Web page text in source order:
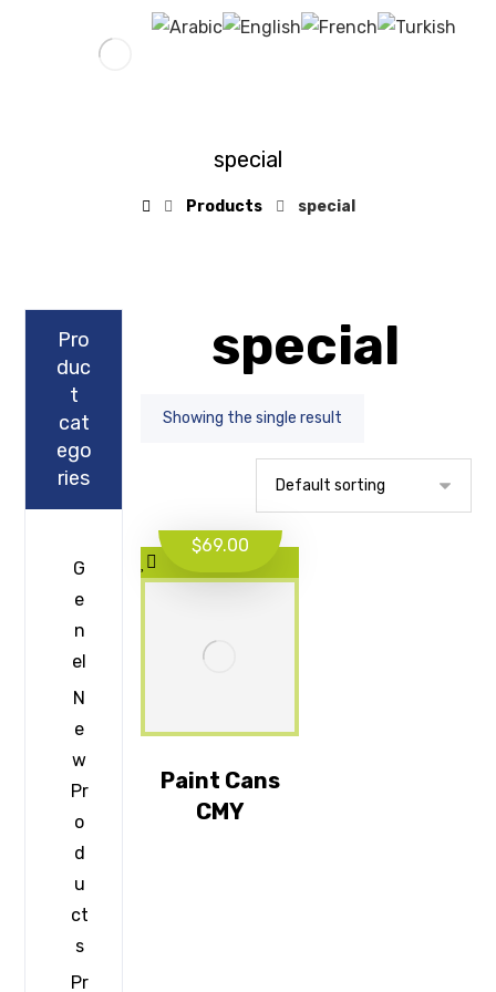
special
Products special
special
Showing the single result
Paint Cans
CMY
$69.00
Pro
duc
t
cat
ego
ries
G
e
n
el
N
e
w
Pr
o
d
u
ct
s
Pr